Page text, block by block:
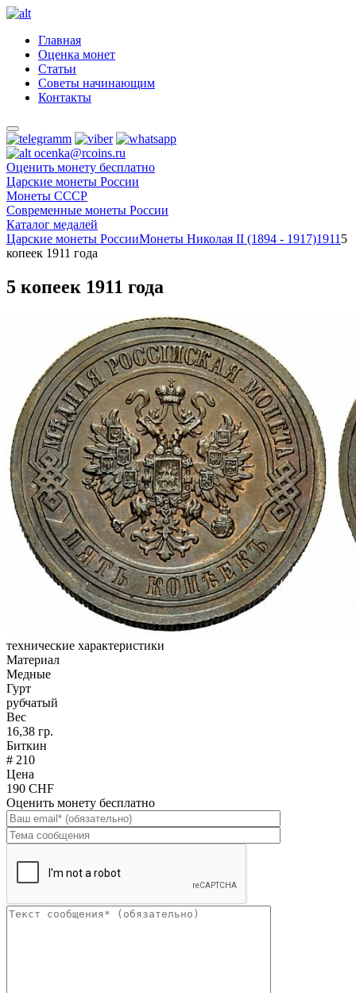
Главная
Оценка монет
Статьи
Советы начинающим
Контакты
ocenka@rcoins.ru
Оценить монету бесплатно
Царские монеты России
Монеты СССР
Современные монеты России
Каталог медалей
Царские монеты РоссииМонеты Николая II (1894 - 1917)1911 5
копеек 1911 года
5 копеек 1911 года
технические характеристики
Материал
Медные
Гурт
рубчатый
Вес
16,38 гр.
Биткин
# 210
Цена
190 CHF
Оценить монету бесплатно